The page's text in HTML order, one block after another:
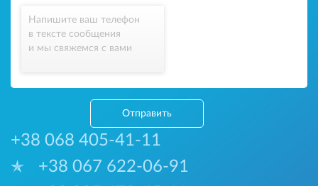
Напишите ваш телефон
в тексте сообщения
и мы свяжемся с вами
Отправить
+38 068 405-41-11
+38 067 622-06-91